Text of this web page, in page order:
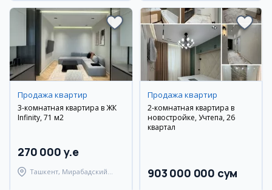
Продажа квартир
3-комнатная квартира в ЖК
Infinity, 71 м2
270 000 y.e
Ташкент, Мирабадский
Продажа квартир
2-комнатная квартира в
новостройке, Учтепа, 26
квартал
903 000 000 сум